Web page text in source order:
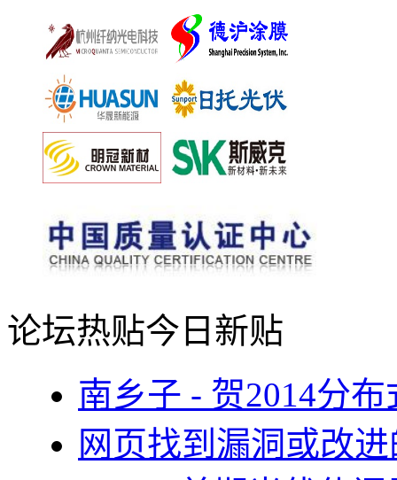
论坛热贴今日新贴
南乡子 - 贺2014分
网页找到漏洞或改